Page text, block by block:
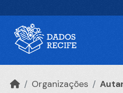
Organizações